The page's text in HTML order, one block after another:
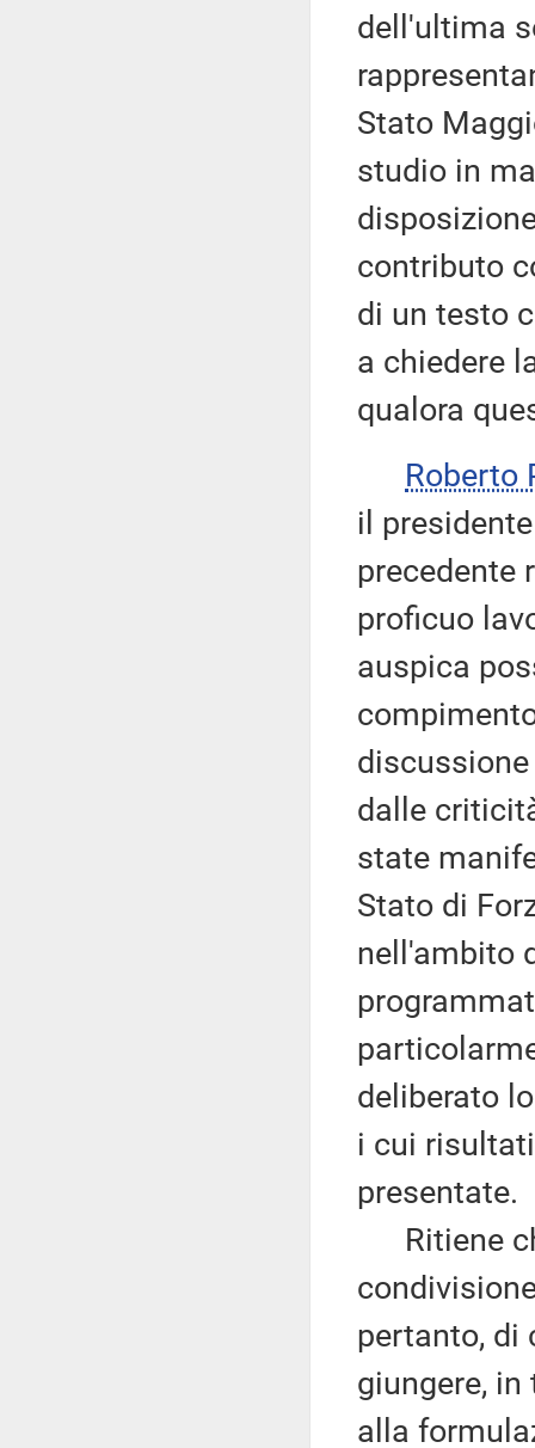
dell'ultima
Stato
studio in
contributo
di un testo
a chiedere
qualora
Roberto
il
precedente
proficuo
auspica
dalle
state
Stato di
nell'ambito
deliberato
i cui
presentate.
Ritiene
pertanto, di
giungere,
alla